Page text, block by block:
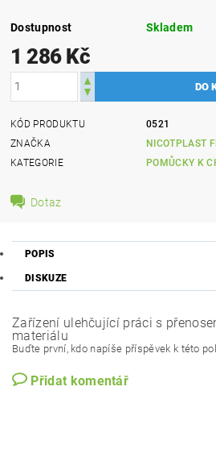
Dostupnost Skladem
1 286 Kč
KÓD PRODUKTU
0521
ZNAČKA
NICOTPLAST
KATEGORIE
POMŮCKY K
Dotaz
POPIS
DISKUZE
Zařízení ulehčující práci s
materiálu
Buďte první, kdo napíše příspěvek k této
Přidat komentář